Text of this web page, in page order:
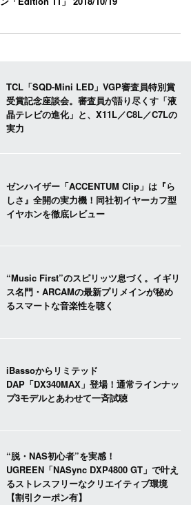
TCL「SQD-Mini LED」VGP審査員特別賞
受賞記念座談会。審査員が語り尽くす「液
晶テレビの進化」と、X11L／C8L／C7Lの
実力
ゼンハイザー「ACCENTUM Clip」は『ら
しさ』全開の実力機！同社初イヤーカフ型
イヤホンを徹底レビュー
“Music First”のスピリッツ息づく。イギリ
ス名門・ARCAMの最新プリメインが秘め
るスマートな音楽性を聴く
iBassoからリミテッド
DAP「DX340MAX」登場！通常ラインナッ
プ3モデルとあわせて一斉試聴
“脱・NAS初心者”を実感！
UGREEN「NASync DXP4800 GT」で叶え
るストレスフリーなクリエイティブ環境
【割引クーポン有】